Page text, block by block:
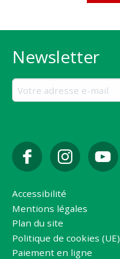
Newsletter
Accessibilité
Mentions légales
Plan du site
Politique de cookies (UE)
Paiement en ligne